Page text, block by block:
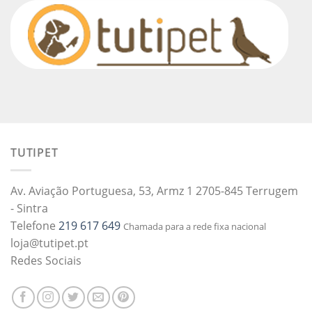
TUTIPET
Av. Aviação Portuguesa, 53, Armz 1 2705-845 Terrugem
- Sintra
Telefone 219 617 649 Chamada para a rede fixa nacional
loja@tutipet.pt
Redes Sociais